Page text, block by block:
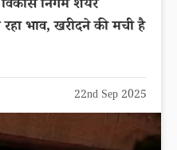
निगम शेयर
भाव, खरीदने की मची है
22nd Sep 2025